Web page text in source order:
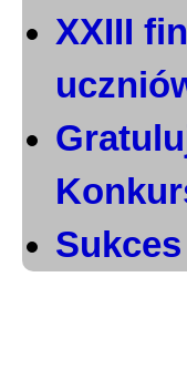
XXIII